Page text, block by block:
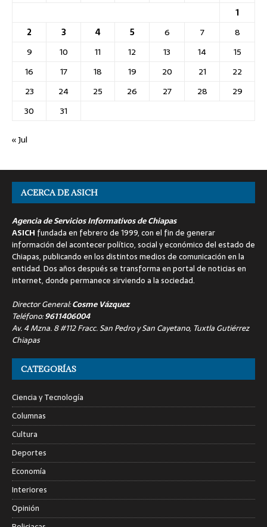
1
2
3 4 5 6 7
8
9
10 11 12 13 14
15
16
17 18 19 20 21
22
23
24 25 26 27 28
29
30
31
« Jul
ACERCA DE ASICH
Agencia de Servicios Informativos de Chiapas
ASICH fundada en febrero de 1999, con el fin de generar
información del acontecer político, social y económico del estado de
Chiapas, publicando en los distintos medios de comunicación en la
entidad. Dos años después se transforma en portal de noticias en
internet, donde permanece sirviendo a la sociedad.
Director General:Cosme Vázquez
Teléfono:9611406004
Av. 4 Mzna. 8 #112 Fracc. San Pedro y San Cayetano, Tuxtla Gutiérrez
Chiapas
CATEGORÍAS
Ciencia y Tecnología
Columnas
Cultura
Deportes
Economía
Interiores
Opinión